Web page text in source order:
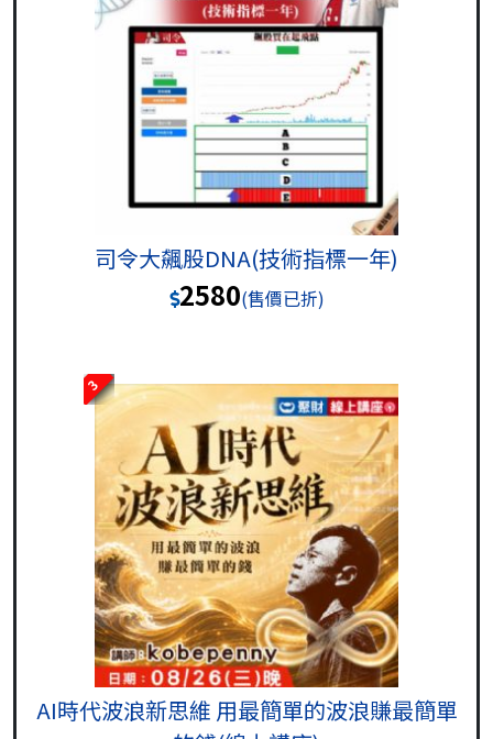
司令大飆股DNA(技術指標一年)
2580(售價已折)
3
AI時代波浪新思維 用最簡單的波浪賺最簡單